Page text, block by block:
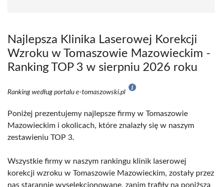
Najlepsza Klinika Laserowej Korekcji
Wzroku w Tomaszowie Mazowieckim -
Ranking TOP 3 w sierpniu 2026 roku
Ranking według portalu e-tomaszowski.pl
Poniżej prezentujemy najlepsze firmy w Tomaszowie
Mazowieckim i okolicach, które znalazły się w naszym
zestawieniu TOP 3.
Wszystkie firmy w naszym rankingu klinik laserowej
korekcji wzroku w Tomaszowie Mazowieckim, zostały przez
nas starannie wyselekcjonowane, zanim trafiły na poniższą